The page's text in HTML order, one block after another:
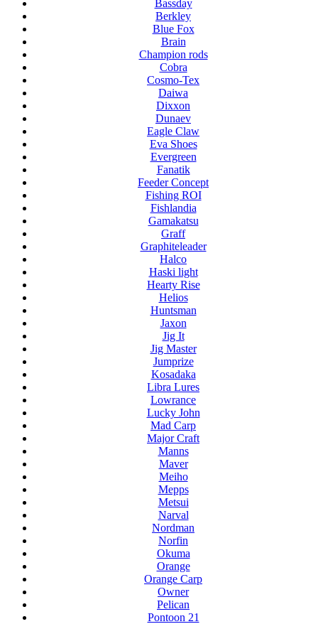
Bassday
Berkley
Blue Fox
Brain
Champion rods
Cobra
Cosmo-Tex
Daiwa
Dixxon
Dunaev
Eagle Claw
Eva Shoes
Evergreen
Fanatik
Feeder Concept
Fishing ROI
Fishlandia
Gamakatsu
Graff
Graphiteleader
Halco
Haski light
Hearty Rise
Helios
Huntsman
Jaxon
Jig It
Jig Master
Jumprize
Kosadaka
Libra Lures
Lowrance
Lucky John
Mad Carp
Major Craft
Manns
Maver
Meiho
Mepps
Metsui
Narval
Nordman
Norfin
Okuma
Orange
Orange Carp
Owner
Pelican
Pontoon 21